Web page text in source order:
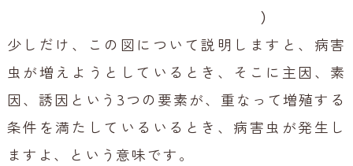
）
少しだけ、この図について説明しますと、病害
虫が増えようとしているとき、そこに主因、素
因、誘因という3つの要素が、重なって増殖する
条件を満たしているいるとき、病害虫が発生し
ますよ、という意味です。